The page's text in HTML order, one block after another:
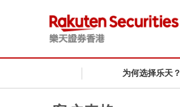
为何选择乐天？